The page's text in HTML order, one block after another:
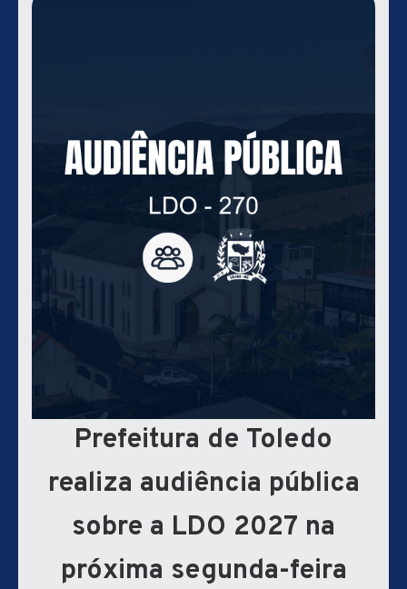
Prefeitura de Toledo
realiza audiência pública
sobre a LDO 2027 na
próxima segunda-feira